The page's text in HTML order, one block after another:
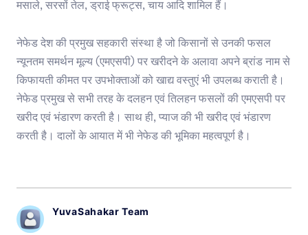
मसाले, सरसों तेल, ड्राई फ्रूट्स, चाय आदि शामिल हैं।
नेफेड देश की प्रमुख सहकारी संस्था है जो किसानों से उनकी फसल
न्यूनतम समर्थन मूल्य (एमएसपी) पर खरीदने के अलावा अपने ब्रांड नाम से
किफायती कीमत पर उपभोक्ताओं को खाद्य वस्तुएं भी उपलब्ध कराती है।
नेफेड प्रमुख से सभी तरह के दलहन एवं तिलहन फसलों की एमएसपी पर
खरीद एवं भंडारण करती है। साथ ही, प्याज की भी खरीद एवं भंडारण
करती है। दालों के आयात में भी नेफेड की भूमिका महत्वपूर्ण है।
YuvaSahakar Team